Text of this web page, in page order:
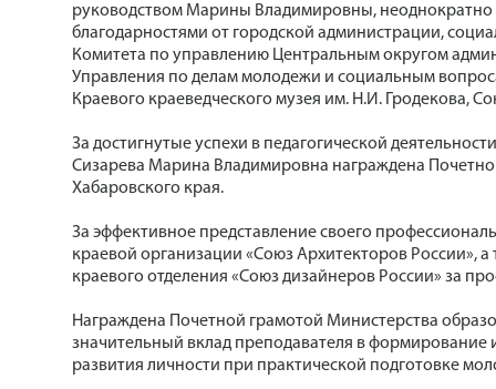
руководством Марины Владимировны,
благодарностями от городской администрации,
Комитета по управлению Центральным округом
Управления по делам молодежи и социальным
Краевого краеведческого музея им. Н.И. Гродекова,
За достигнутые успехи в педагогической
Сизарева Марина Владимировна награждена
Хабаровского края.
За эффективное представление своего
краевой организации «Союз Архитекторов России»,
краевого отделения «Союз дизайнеров России» за
Награждена Почетной грамотой Министерства
значительный вклад преподавателя в формирование
развития личности при практической подготовке